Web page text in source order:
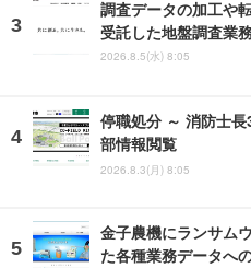
調査データの加工や
受託した地盤調査業
2026.8.5(水) 8:05
停職処分 ～ 消防士
部情報閲覧
2026.8.3(月) 8:05
金子農機にランサム
た各種業務データへ